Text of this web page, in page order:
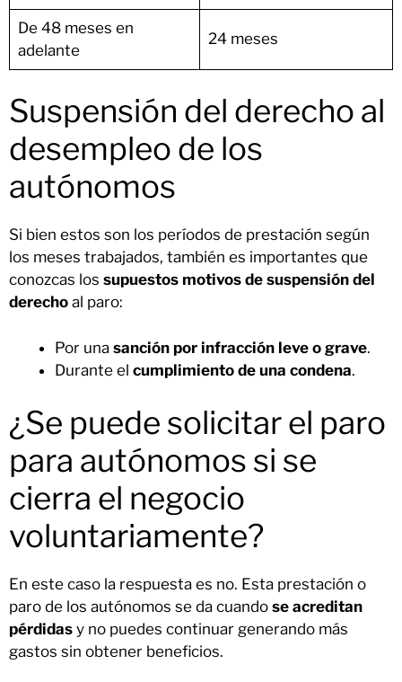
De 48 meses en
adelante
24 meses
Suspensión del derecho al
desempleo de los
autónomos
Si bien estos son los períodos de prestación según
los meses trabajados, también es importantes que
conozcas los supuestos motivos de suspensión del
derecho al paro:
Por una sanción por infracción leve o grave.
Durante el cumplimiento de una condena.
¿Se puede solicitar el paro
para autónomos si se
cierra el negocio
voluntariamente?
En este caso la respuesta es no. Esta prestación o
paro de los autónomos se da cuando se acreditan
pérdidas y no puedes continuar generando más
gastos sin obtener beneficios.